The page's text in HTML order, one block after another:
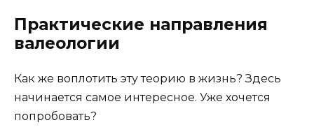
Практические направления
валеологии
Как же воплотить эту теорию в жизнь? Здесь
начинается самое интересное. Уже хочется
попробовать?